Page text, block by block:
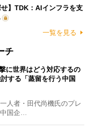
せ】TDK：AIインフラを支
一覧を見る
チ
に世界はどう対応するの
する「蒸留を行う中国
人者・田代尚機氏のプレ
中国企…